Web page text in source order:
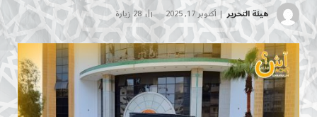
هيئة التحرير أكتوبر 17, 2025 28زيارة